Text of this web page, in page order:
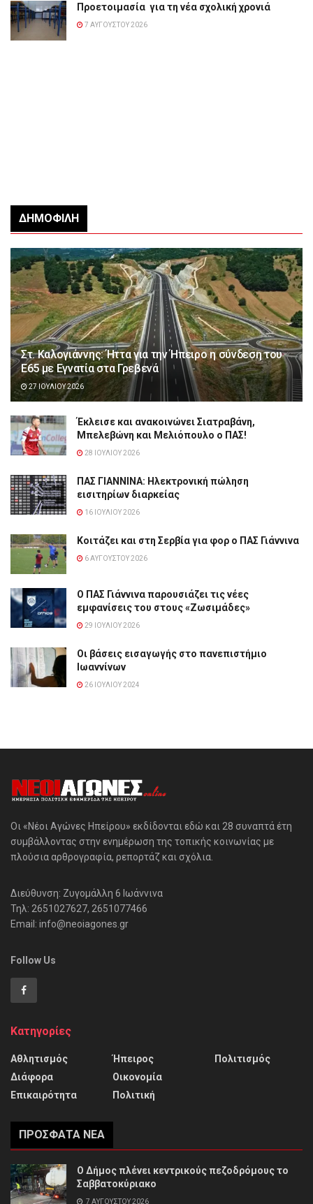
Προετοιμασία για τη νέα σχολική χρονιά
7 ΑΥΓΟΎΣΤΟΥ 2026
ΔΗΜΟΦΙΛΉ
Στ. Καλογιάννης: Ήττα για την Ήπειρο η σύνδεση του
Ε65 με Εγνατία στα Γρεβενά
27 ΙΟΥΛΊΟΥ 2026
Έκλεισε και ανακοινώνει Σιατραβάνη,
Μπελεβώνη και Μελιόπουλο ο ΠΑΣ!
28 ΙΟΥΛΊΟΥ 2026
ΠΑΣ ΓΙΑΝΝΙΝΑ: Hλεκτρονική πώληση
εισιτηρίων διαρκείας
16 ΙΟΥΛΊΟΥ 2026
Κοιτάζει και στη Σερβία για φορ ο ΠΑΣ Γιάννινα
6 ΑΥΓΟΎΣΤΟΥ 2026
Ο ΠΑΣ Γιάννινα παρουσιάζει τις νέες
εμφανίσεις του στους «Ζωσιμάδες»
29 ΙΟΥΛΊΟΥ 2026
Οι βάσεις εισαγωγής στο πανεπιστήμιο
Ιωαννίνων
26 ΙΟΥΛΊΟΥ 2024
Οι «Νέοι Αγώνες Ηπείρου» εκδίδονται εδώ και 28 συναπτά έτη
συμβάλλοντας στην ενημέρωση της τοπικής κοινωνίας με
πλούσια αρθρογραφία, ρεπορτάζ και σχόλια.
Διεύθυνση: Ζυγομάλλη 6 Ιωάννινα
Τηλ: 2651027627, 2651077466
Email: info@neoiagones.gr
Follow Us
Κατηγορίες
Αθλητισμός
Διάφορα
Επικαιρότητα
Ήπειρος
Οικονομία
Πολιτική
Πολιτισμός
ΠΡΌΣΦΑΤΑ ΝΈΑ
Ο Δήμος πλένει κεντρικούς πεζοδρόμους το
Σαββατοκύριακο
7 ΑΥΓΟΎΣΤΟΥ 2026